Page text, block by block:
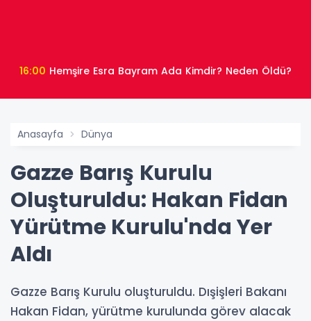
16:00 Hemşire Esra Bayram Ada Kimdir? Neden Öldü?
Anasayfa Dünya
Gazze Barış Kurulu
Oluşturuldu: Hakan Fidan
Yürütme Kurulu'nda Yer
Aldı
Gazze Barış Kurulu oluşturuldu. Dışişleri Bakanı
Hakan Fidan, yürütme kurulunda görev alacak